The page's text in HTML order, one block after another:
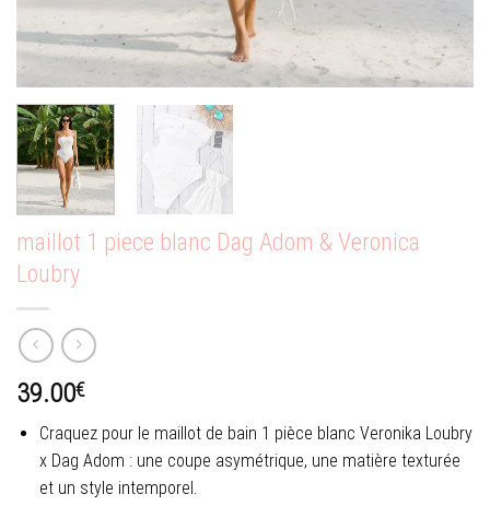
maillot 1 piece blanc Dag Adom & Veronica
Loubry
39.00€
Craquez pour le maillot de bain 1 pièce blanc Veronika Loubry
x Dag Adom : une coupe asymétrique, une matière texturée
et un style intemporel.